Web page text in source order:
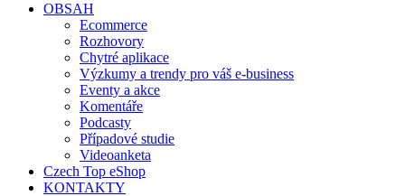
OBSAH
Ecommerce
Rozhovory
Chytré aplikace
Výzkumy a trendy pro váš e-business
Eventy a akce
Komentáře
Podcasty
Případové studie
Videoanketa
Czech Top eShop
KONTAKTY